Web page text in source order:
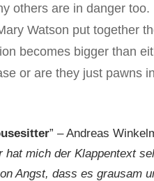
others are in danger too.
Watson put together
becomes bigger than
or are they just pawns
” – Andreas
hat mich der Klappentext
Angst, dass es grausam